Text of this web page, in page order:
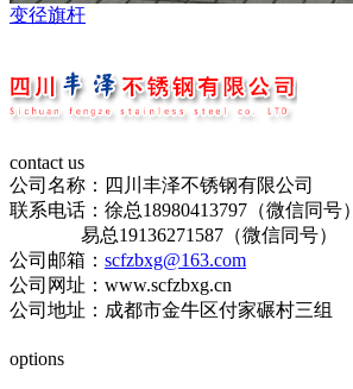
变径旗杆
contact us
公司名称：四川丰泽不锈钢有限公司
联系电话：徐总18980413797（微信同号）
易总19136271587（微信同号）
公司邮箱： scfzbxg@163.com
公司网址：www.scfzbxg.cn
公司地址：成都市金牛区付家碾村三组
options